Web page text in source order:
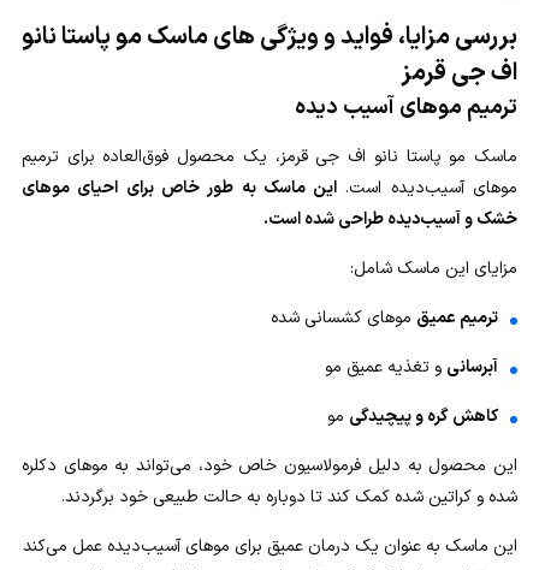
بررسی مزایا، فواید و ویژگی های ماسک مو پاستا نانو
اف جی قرمز
ترمیم موهای آسیب دیده
ماسک مو پاستا نانو اف جی قرمز، یک محصول فوق‌العاده برای ترمیم
موهای آسیب‌دیده است. این ماسک به طور خاص برای احیای موهای
خشک و آسیب‌دیده طراحی شده است.
مزایای این ماسک شامل:
ترمیم عمیق موهای کشسانی شده
آبرسانی و تغذیه عمیق مو
کاهش گره و پیچیدگی مو
این محصول به دلیل فرمولاسیون خاص خود، می‌تواند به موهای دکلره
شده و کراتین شده کمک کند تا دوباره به حالت طبیعی خود برگردند.
این ماسک به عنوان یک درمان عمیق برای موهای آسیب‌دیده عمل می‌کند